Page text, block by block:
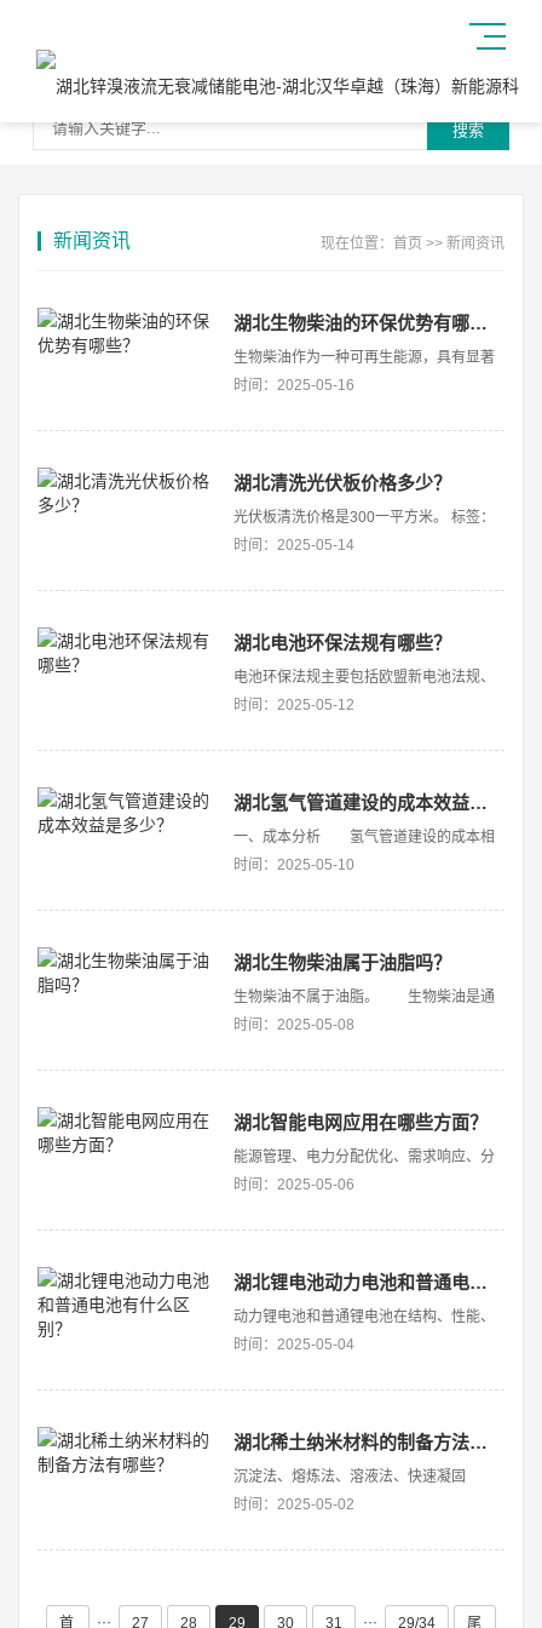
搜索
新闻资讯 现在位置： 首页 >> 新闻资讯
湖北生物柴油的环保优势有哪些？
生物柴油作为一种可再生能源，具有显著
的环保优势。以下是生物柴油在环保方面
放 生物柴油中的硫含量较低，这导致
油。具体来说，生
时间：2025-05-16
湖北清洗光伏板价格多少？
光伏板清洗价格是300一平方米。 标签：
光伏板 清洗价格
时间：2025-05-14
湖北电池环保法规有哪些？
‌电池环保法规主要包括欧盟新电池法规、
《废电池污染防治技术政策》以及锂离子
规于2024年8月18日实施，主要包括以下
时间：2025-05-12
湖北氢气管道建设的成本效益是多少？
一、成本分析‌ 氢气管道建设的成本相
对较高，主要受到管道材料、施工费用以
说，氢气管道的建设成本约为63万美元/公
本&z
时间：2025-05-10
湖北生物柴油属于油脂吗？
生物柴油不属于油脂。 生物柴油是通
过酯交换反应，将植物油（如菜籽油、大
物油（如鱼油、猪油、牛油、羊油等）、
应，生成脂肪酸甲酯或乙
时间：2025-05-08
湖北智能电网应用在哪些方面？
能源管理、电力分配优化、需求响应、分
布式能源资源集成 ‌智能电网在多个方
力分配优化、需求响应以及分布式能源资
时间：2025-05-06
湖北锂电池动力电池和普通电池有什么区别？
动力锂电池和普通锂电池在结构、性能、
应用场景等方面存在着显著的区别。本文
劣势以及适用场景进行比较。 1、结构
极、负极以及更大的
时间：2025-05-04
湖北稀土纳米材料的制备方法有哪些？
沉淀法、熔炼法、溶液法、快速凝固
法 稀土纳米材料的制备方法‌ ‌‌沉淀
（NH4HCO3）为沉淀剂
时间：2025-05-02
首 ··· 27 28 29 30 31 ··· 29/34 尾